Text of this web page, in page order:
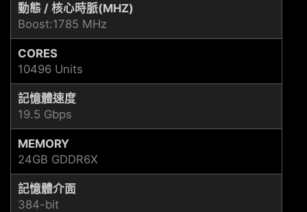
動態 / 核心時脈(MHZ)
Boost:1785 MHz
CORES
10496 Units
記憶體速度
19.5 Gbps
MEMORY
24GB GDDR6X
記憶體介面
384-bit